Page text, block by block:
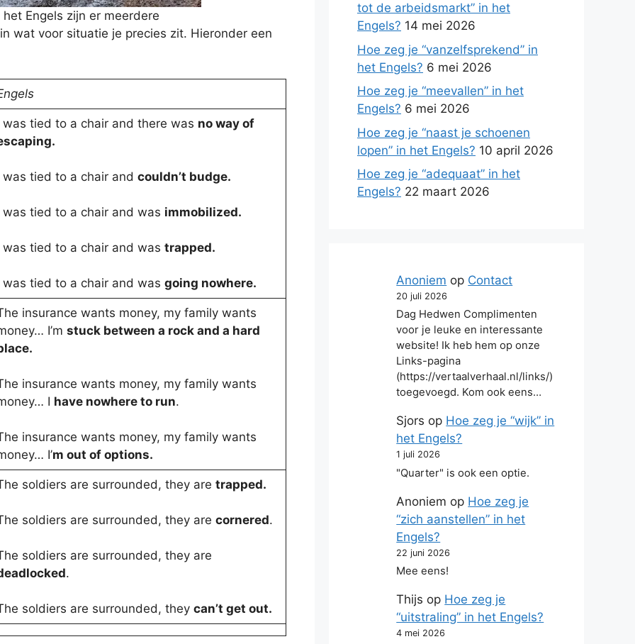
Engels zijn er meerdere
wat voor situatie je precies zit. Hieronder een
was tied to a chair and there was no way of
was tied to a chair and couldn’t budge.
was tied to a chair and was immobilized.
was tied to a chair and was trapped.
was tied to a chair and was going nowhere.
insurance wants money, my family wants
I’m stuck between a rock and a hard
insurance wants money, my family wants
I have nowhere to run.
insurance wants money, my family wants
I’m out of options.
soldiers are surrounded, they are trapped.
soldiers are surrounded, they are cornered.
soldiers are surrounded, they are
.
soldiers are surrounded, they can’t get out.
tot de arbeidsmarkt” in het
Engels? 14 mei 2026
Hoe zeg je “vanzelfsprekend” in
het Engels? 6 mei 2026
Hoe zeg je “meevallen” in het
Engels? 6 mei 2026
Hoe zeg je “naast je schoenen
lopen” in het Engels? 10 april 2026
Hoe zeg je “adequaat” in het
Engels? 22 maart 2026
Anoniem op Contact
20 juli 2026
Dag Hedwen Complimenten
voor je leuke en interessante
website! Ik heb hem op onze
Links-pagina
(https://vertaalverhaal.nl/links/)
toegevoegd. Kom ook eens…
Sjors op Hoe zeg je “wijk” in
het Engels?
1 juli 2026
"Quarter" is ook een optie.
Anoniem op Hoe zeg je
“zich aanstellen” in het
Engels?
22 juni 2026
Mee eens!
Thijs op Hoe zeg je
“uitstraling” in het Engels?
4 mei 2026